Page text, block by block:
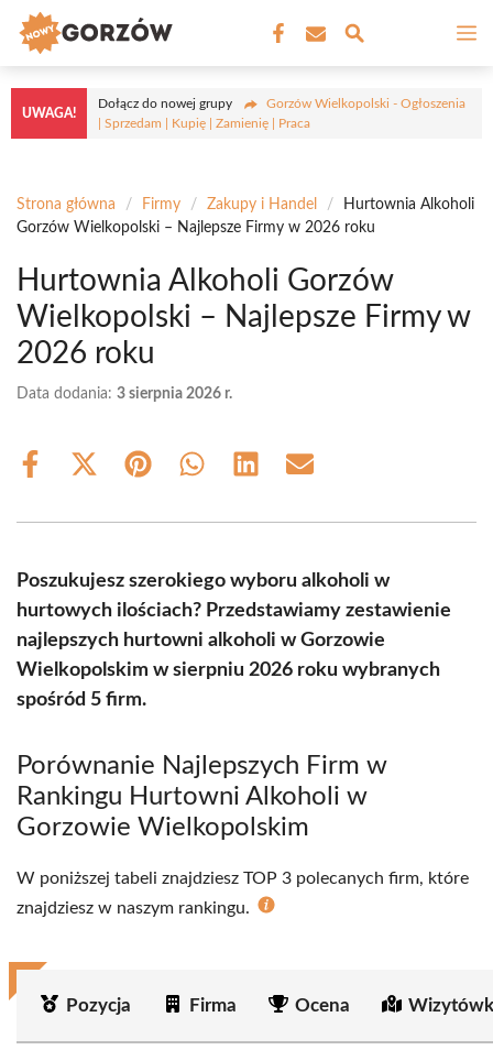
Przejdź
treści
UWAGA!
Dołącz do nowej grupy
Gorzów Wielkopolski - Ogłoszenia
| Sprzedam | Kupię | Zamienię | Praca
Strona główna / Firmy / Zakupy i Handel /
Hurtownia Alkoholi
Gorzów Wielkopolski – Najlepsze Firmy w 2026 roku
Hurtownia Alkoholi Gorzów
Wielkopolski – Najlepsze Firmy w
2026 roku
Data dodania: 3 sierpnia 2026 r.
Share
Share
(Twitter)
Share Share Share Share
Poszukujesz szerokiego wyboru alkoholi w
hurtowych ilościach? Przedstawiamy zestawienie
najlepszych hurtowni alkoholi w Gorzowie
Wielkopolskim w sierpniu 2026 roku wybranych
spośród 5 firm.
Porównanie Najlepszych Firm w
Rankingu Hurtowni Alkoholi w
Gorzowie Wielkopolskim
W poniższej tabeli znajdziesz TOP 3 polecanych firm, które
znajdziesz w naszym rankingu.
Pozycja Firma Ocena